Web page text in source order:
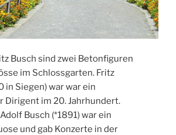
Busch sind zwei Betonfiguren
im Schlossgarten. Fritz
in Siegen) war war ein
Dirigent im 20. Jahrhundert.
Busch (*1891) war ein
und gab Konzerte in der